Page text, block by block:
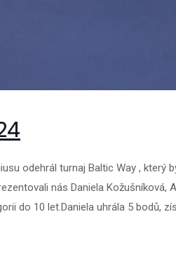
odehrál turnaj Baltic Way ,
nás Daniela
do 10 let.Daniela uhrála 5 bodů,